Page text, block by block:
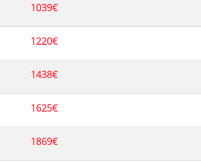
1039€
1220€
1438€
1625€
1869€